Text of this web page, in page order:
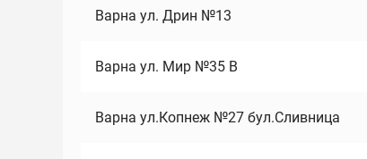
Варна ул. Дрин №13
Варна ул. Мир №35 В
Варна ул.Копнеж №27 бул.Сливница